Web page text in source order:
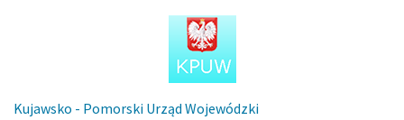
Kujawsko - Pomorski Urząd Wojewódzki